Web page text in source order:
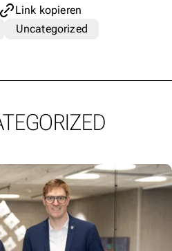
Link kopieren
Uncategorized